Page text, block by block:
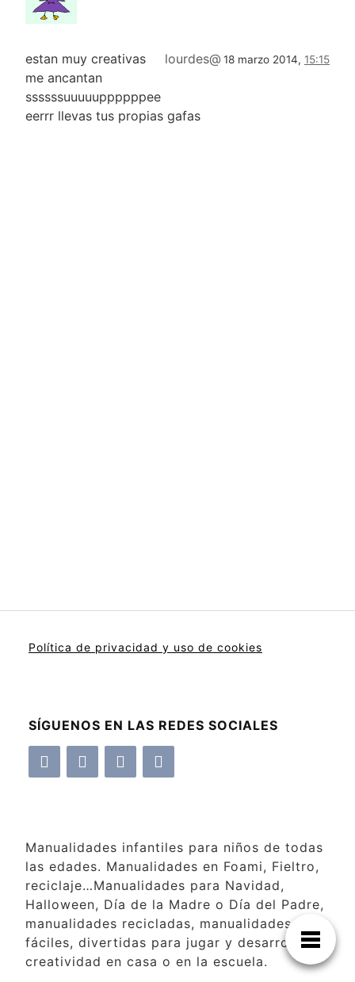
lourdes@18 marzo 2014, 15:15
estan muy creativas
me ancantan
ssssssuuuuuppppppee
eerrr llevas tus propias gafas
Política de privacidad y uso de cookies
SÍGUENOS EN LAS REDES SOCIALES
Manualidades infantiles para niños de todas
las edades. Manualidades en Foami, Fieltro,
reciclaje…Manualidades para Navidad,
Halloween, Día de la Madre o Día del Padre,
manualidades recicladas, manualidades
fáciles, divertidas para jugar y desarrollar la
creatividad en casa o en la escuela.